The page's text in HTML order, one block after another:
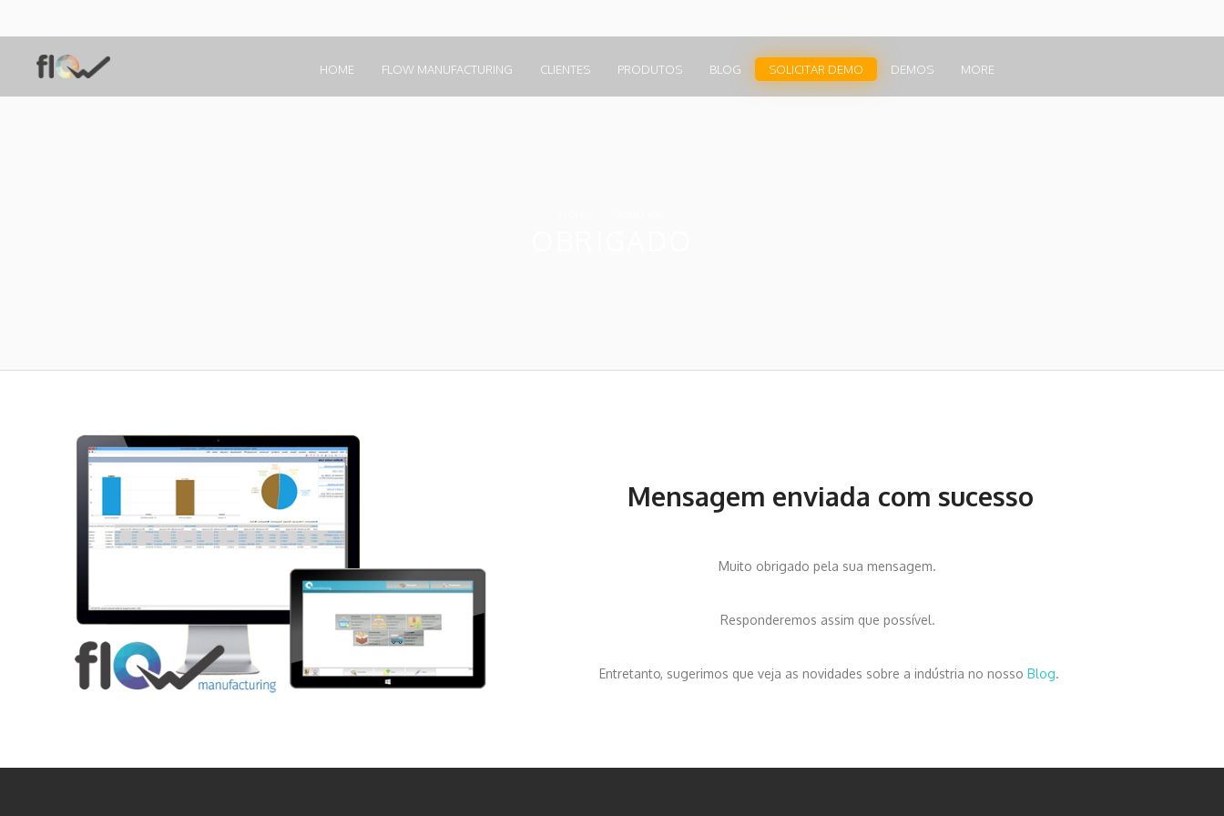
HOME FLOW MANUFACTURING CLIENTES PRODUTOS BLOG SOLICITAR DEMO DEMOS MORE
Mensagem enviada com sucesso
Muito obrigado pela sua mensagem.
Responderemos assim que possível.
Entretanto, sugerimos que veja as novidades sobre a indústria no nosso Blog.